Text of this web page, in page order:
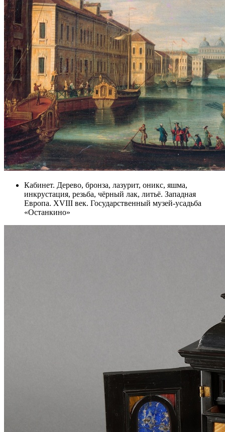
Кабинет. Дерево, бронза, лазурит, оникс, яшма,
инкрустация, резьба, чёрный лак, литьё. Западная
Европа. XVIII век. Государственный музей-усадьба
«Останкино»